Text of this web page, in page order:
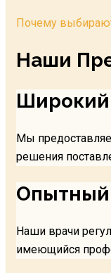
Почему
Наши
Широкий
Мы
решения
Опытный
Наши врачи
имеющийся